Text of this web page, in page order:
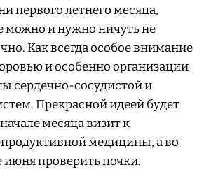
первого летнего месяца,
можно и нужно ничуть не
Как всегда особое внимание
и особенно организации
сердечно-сосудистой и
Прекрасной идеей будет
месяца визит к
медицины, а во
июня проверить почки.